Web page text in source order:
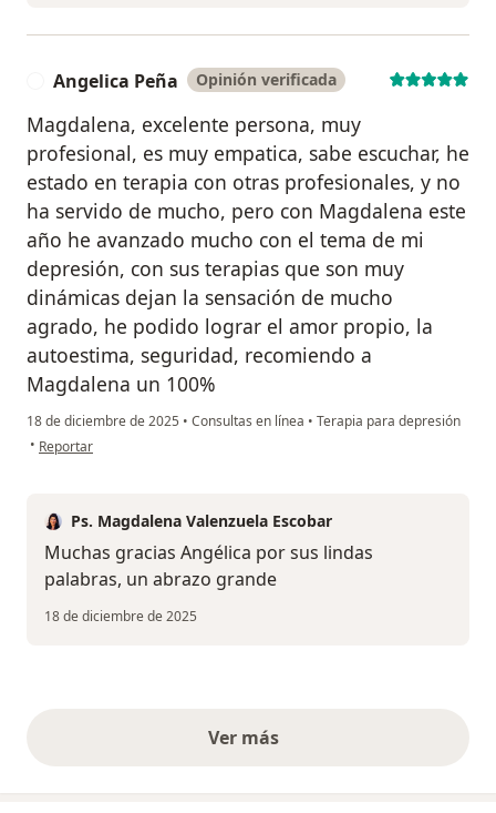
Angelica Peña Opinión verificada
Magdalena, excelente persona, muy
profesional, es muy empatica, sabe escuchar, he
estado en terapia con otras profesionales, y no
ha servido de mucho, pero con Magdalena este
año he avanzado mucho con el tema de mi
depresión, con sus terapias que son muy
dinámicas dejan la sensación de mucho
agrado, he podido lograr el amor propio, la
autoestima, seguridad, recomiendo a
Magdalena un 100%
18 de diciembre de 2025 • Consultas en línea • Terapia para depresión
• en opinión del usuario Angelica Peña
Reportar
Ps. Magdalena Valenzuela Escobar
Muchas gracias Angélica por sus lindas
palabras, un abrazo grande
18 de diciembre de 2025
Ver másopiniones anteriores